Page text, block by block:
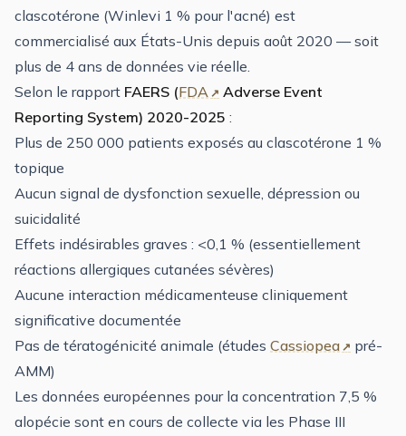
clascotérone (Winlevi 1 % pour l'acné) est
commercialisé aux États-Unis depuis août 2020 — soit
plus de 4 ans de données vie réelle.
Selon le rapport FAERS (FDA
Adverse Event
Reporting System) 2020-2025 :
Plus de 250 000 patients exposés au clascotérone 1 %
topique
Aucun signal de dysfonction sexuelle, dépression ou
suicidalité
Effets indésirables graves : <0,1 % (essentiellement
réactions allergiques cutanées sévères)
Aucune interaction médicamenteuse cliniquement
significative documentée
Pas de tératogénicité animale (études Cassiopea
pré-
AMM)
Les données européennes pour la concentration 7,5 %
alopécie sont en cours de collecte via les Phase III